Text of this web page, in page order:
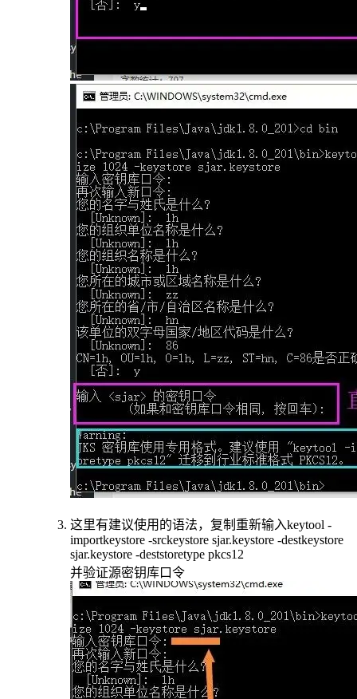
这里有建议使用的语法，复制重新输入keytool -
importkeystore -srckeystore sjar.keystore -destkeystore
sjar.keystore -deststoretype pkcs12
并验证源密钥库口令